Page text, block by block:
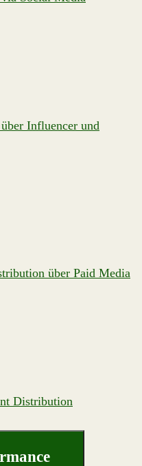
Influencer und
über Paid Media
Distribution